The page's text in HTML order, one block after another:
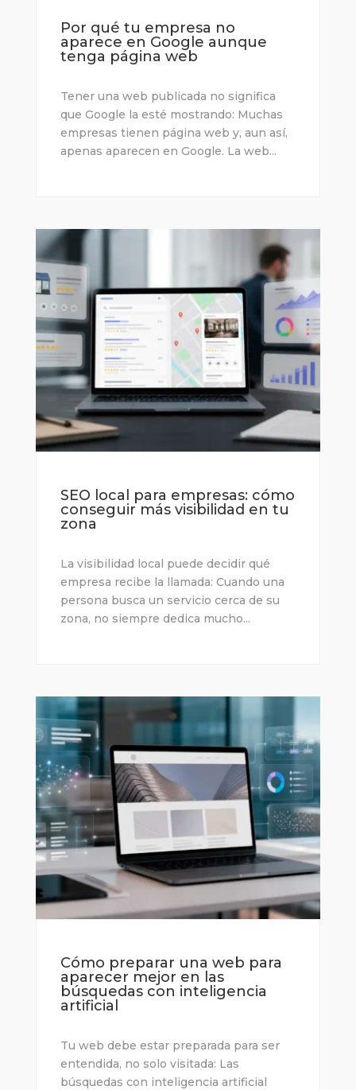
Por qué tu empresa no
aparece en Google aunque
tenga página web
Tener una web publicada no significa
que Google la esté mostrando: Muchas
empresas tienen página web y, aun así,
apenas aparecen en Google. La web...
SEO local para empresas: cómo
conseguir más visibilidad en tu
zona
La visibilidad local puede decidir qué
empresa recibe la llamada: Cuando una
persona busca un servicio cerca de su
zona, no siempre dedica mucho...
Cómo preparar una web para
aparecer mejor en las
búsquedas con inteligencia
artificial
Tu web debe estar preparada para ser
entendida, no solo visitada: Las
búsquedas con inteligencia artificial